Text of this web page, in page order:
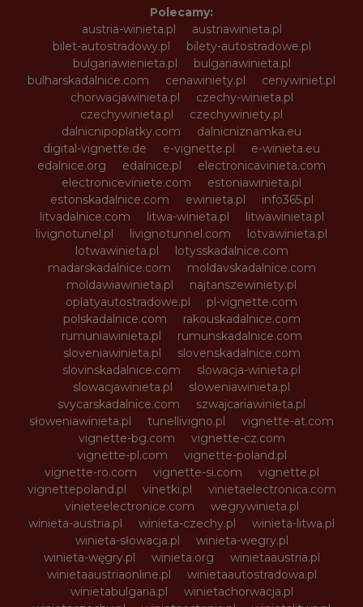
Polecamy:
austria-winieta.pl
austriawinieta.pl
bilet-autostradowy.pl
bilety-autostradowe.pl
bulgariawienieta.pl
bulgariawinieta.pl
bulharskadalnice.com
cenawiniety.pl
cenywiniet.pl
chorwacjawinieta.pl
czechy-winieta.pl
czechywinieta.pl
czechywiniety.pl
dalnicnipoplatky.com
dalnicniznamka.eu
digital-vignette.de
e-vignette.pl
e-winieta.eu
edalnice.org
edalnice.pl
electronicavinieta.com
electroniceviniete.com
estoniawinieta.pl
estonskadalnice.com
ewinieta.pl
info365.pl
litvadalnice.com
litwa-winieta.pl
litwawinieta.pl
livignotunel.pl
livignotunnel.com
lotvawinieta.pl
lotwawinieta.pl
lotysskadalnice.com
madarskadalnice.com
moldavskadalnice.com
moldawiawinieta.pl
najtanszewiniety.pl
oplatyautostradowe.pl
pl-vignette.com
polskadalnice.com
rakouskadalnice.com
rumuniawinieta.pl
rumunskadalnice.com
sloveniawinieta.pl
slovenskadalnice.com
slovinskadalnice.com
slowacja-winieta.pl
slowacjawinieta.pl
sloweniawinieta.pl
svycarskadalnice.com
szwajcariawinieta.pl
słoweniawinieta.pl
tunellivigno.pl
vignette-at.com
vignette-bg.com
vignette-cz.com
vignette-pl.com
vignette-poland.pl
vignette-ro.com
vignette-si.com
vignette.pl
vignettepoland.pl
vinetki.pl
vinietaelectronica.com
vinieteelectronice.com
wegrywinieta.pl
winieta-austria.pl
winieta-czechy.pl
winieta-litwa.pl
winieta-słowacja.pl
winieta-wegry.pl
winieta-węgry.pl
winieta.org
winietaaustria.pl
winietaaustriaonline.pl
winietaautostradowa.pl
winietabulgaria.pl
winietachorwacja.pl